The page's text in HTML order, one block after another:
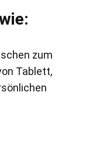
zum
Tablett,